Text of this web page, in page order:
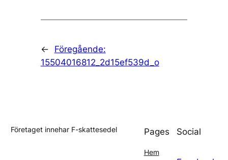
←
Föregående:
15504016812_2d15ef539d_o
Företaget innehar F-skattesedel Pages
Hem
Social